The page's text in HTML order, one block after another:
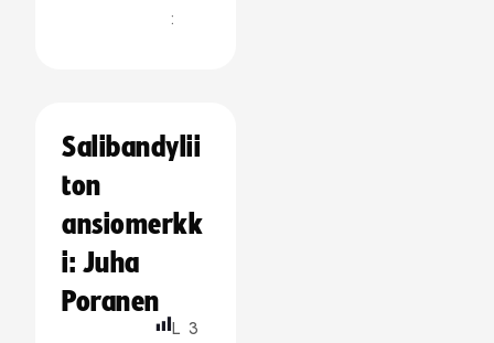
:
Salibandylii
ton
ansiomerkk
i: Juha
Poranen
L 3